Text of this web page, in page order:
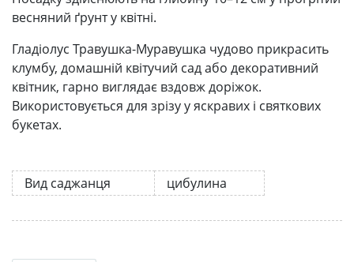
весняний ґрунт у квітні.
Гладіолус Травушка-Муравушка чудово прикрасить
клумбу, домашній квітучий сад або декоративний
квітник, гарно виглядає вздовж доріжок.
Використовується для зрізу у яскравих і святкових
букетах.
Вид саджанця цибулина